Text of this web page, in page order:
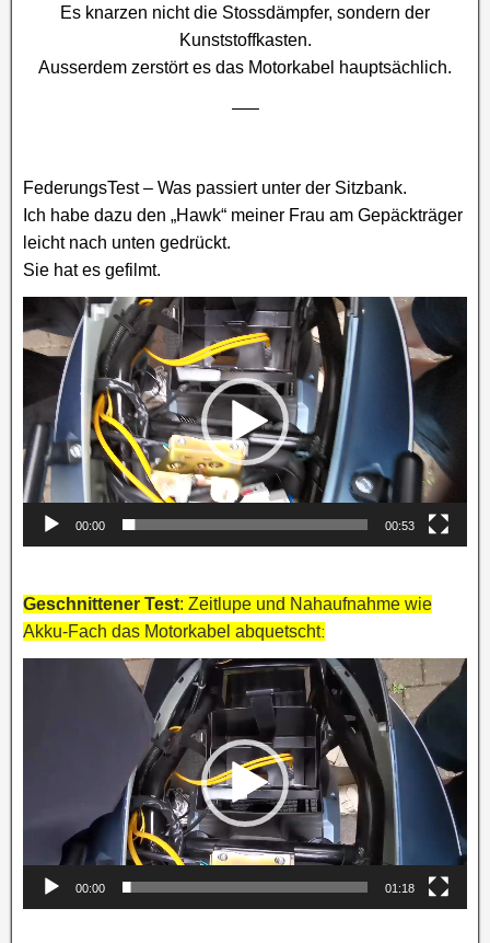
Es knarzen nicht die Stossdämpfer, sondern der
Kunststoffkasten.
Ausserdem zerstört es das Motorkabel hauptsächlich.
—–
FederungsTest – Was passiert unter der Sitzbank.
Ich habe dazu den „Hawk“ meiner Frau am Gepäckträger
leicht nach unten gedrückt.
Sie hat es gefilmt.
Video-
Player
00:00 00:53
Geschnittener Test: Zeitlupe und Nahaufnahme wie
Akku-Fach das Motorkabel abquetscht:
00:00 01:18